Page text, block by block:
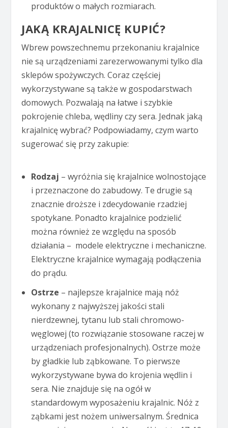
produktów o małych rozmiarach.
JAKĄ KRAJALNICĘ KUPIĆ?
Wbrew powszechnemu przekonaniu krajalnice
nie są urządzeniami zarezerwowanymi tylko dla
sklepów spożywczych. Coraz częściej
wykorzystywane są także w gospodarstwach
domowych. Pozwalają na łatwe i szybkie
pokrojenie chleba, wędliny czy sera. Jednak jaką
krajalnicę wybrać? Podpowiadamy, czym warto
sugerować się przy zakupie:
Rodzaj – wyróżnia się krajalnice wolnostojące
i przeznaczone do zabudowy. Te drugie są
znacznie droższe i zdecydowanie rzadziej
spotykane. Ponadto krajalnice podzielić
można również ze względu na sposób
działania – modele elektryczne i mechaniczne.
Elektryczne krajalnice wymagają podłączenia
do prądu.
Ostrze – najlepsze krajalnice mają nóż
wykonany z najwyższej jakości stali
nierdzewnej, tytanu lub stali chromowo-
węglowej (to rozwiązanie stosowane raczej w
urządzeniach profesjonalnych). Ostrze może
by gładkie lub ząbkowane. To pierwsze
wykorzystywane bywa do krojenia wędlin i
sera. Nie znajduje się na ogół w
standardowym wyposażeniu krajalnic. Nóż z
ząbkami jest nożem uniwersalnym. Średnica